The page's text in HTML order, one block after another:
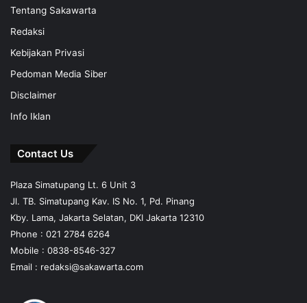
Tentang Sakawarta
Redaksi
Kebijakan Privasi
Pedoman Media Siber
Disclaimer
Info Iklan
Contact Us
Plaza Simatupang Lt. 6 Unit 3
Jl. TB. Simatupang Kav. IS No. 1, Pd. Pinang
Kby. Lama, Jakarta Selatan, DKI Jakarta 12310
Phone : 021 2784 6264
Mobile : 0838-8546-327
Email : redaksi@sakawarta.com